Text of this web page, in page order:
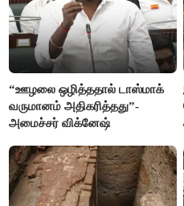
“ஊழலை ஒழித்ததால் டாஸ்மாக்
வருமானம் அதிகரித்தது”-
அமைச்சர் விக்னேஷ்